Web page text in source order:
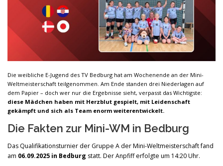
Die weibliche E-Jugend des TV Bedburg hat am Wochenende an der Mini-
Weltmeisterschaft teilgenommen. Am Ende standen drei Niederlagen auf
dem Papier – doch wer nur die Ergebnisse sieht, verpasst das Wichtigste:
diese Mädchen haben mit Herzblut gespielt, mit Leidenschaft
gekämpft und sich als Team enorm weiterentwickelt.
Die Fakten zur Mini-WM in Bedburg
Das Qualifikationsturnier der Gruppe A der Mini-Weltmeisterschaft fand
am 06.09.2025 in Bedburg statt. Der Anpfiff erfolgte um 14:20 Uhr.